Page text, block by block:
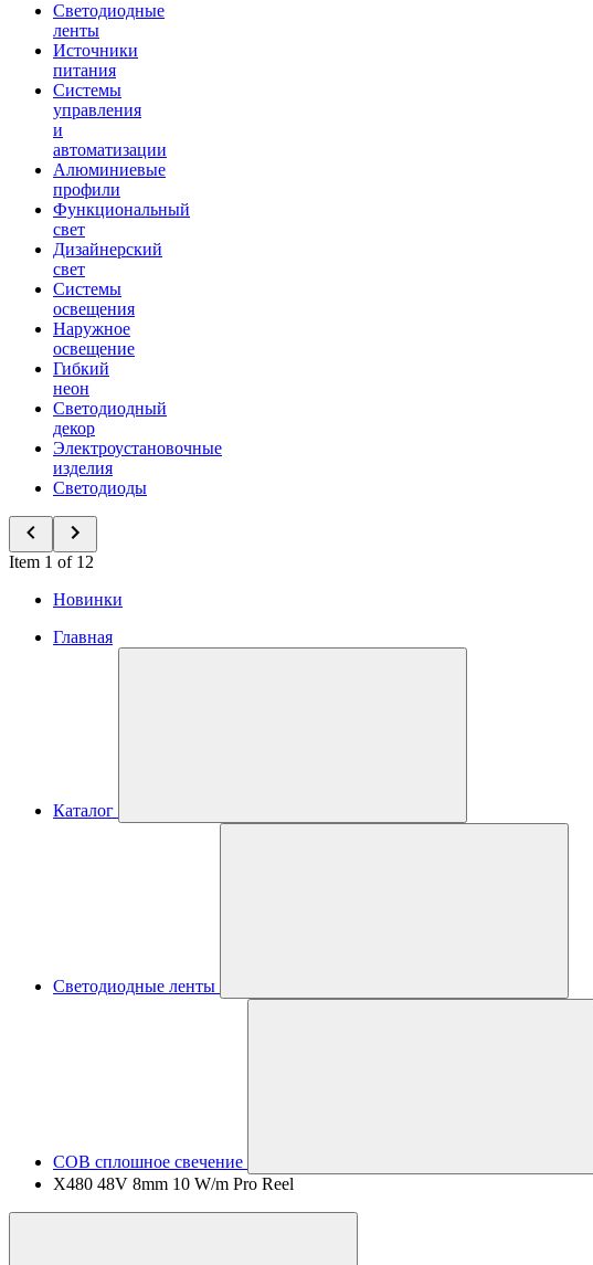
Светодиодные
ленты
Источники
питания
Системы
управления
и
автоматизации
Алюминиевые
профили
Функциональный
свет
Дизайнерский
свет
Системы
освещения
Наружное
освещение
Гибкий
неон
Светодиодный
декор
Электроустановочные
изделия
Светодиоды
Item 1 of 12
Новинки
Главная
Каталог
Светодиодные ленты
COB сплошное свечение
X480 48V 8mm 10 W/m Pro Reel